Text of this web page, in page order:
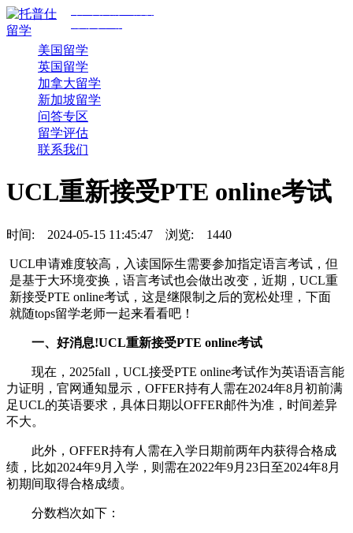
美国留学
英国留学
加拿大留学
新加坡留学
问答专区
留学评估
联系我们
UCL重新接受PTE online考试
时间: 2024-05-15 11:45:47 浏览: 1440
UCL申请难度较高，入读国际生需要参加指定语言考试，但
是基于大环境变换，语言考试也会做出改变，近期，UCL重
新接受PTE online考试，这是继限制之后的宽松处理，下面
就随tops留学老师一起来看看吧！
一、好消息!UCL重新接受PTE online考试
现在，2025fall，UCL接受PTE online考试作为英语语言能
力证明，官网通知显示，OFFER持有人需在2024年8月初前满
足UCL的英语要求，具体日期以OFFER邮件为准，时间差异
不大。
此外，OFFER持有人需在入学日期前两年内获得合格成
绩，比如2024年9月入学，则需在2022年9月23日至2024年8月
初期间取得合格成绩。
分数档次如下：